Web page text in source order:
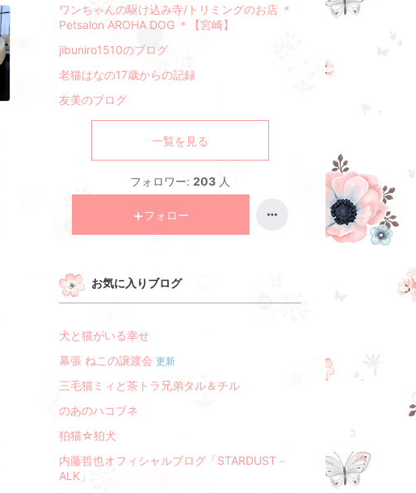
ワンちゃんの駆け込み寺/トリミングのお店 ＊
Petsalon AROHA DOG ＊【宮崎】
jibuniro1510のブログ
老猫はなの17歳からの記録
友美のブログ
一覧を見る
フォロワー: 203 人
フォロー
お気に入りブログ
犬と猫がいる幸せ
幕張 ねこの譲渡会 更新
三毛猫ミィと茶トラ兄弟タル＆チル
のあのハコブネ
狛猫☆狛犬
内藤哲也オフィシャルブログ「STARDUST－
ALK」